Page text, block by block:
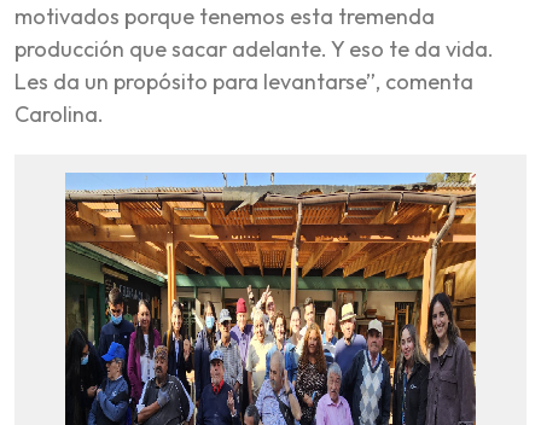
motivados porque tenemos esta tremenda
producción que sacar adelante. Y eso te da vida.
Les da un propósito para levantarse”, comenta
Carolina.